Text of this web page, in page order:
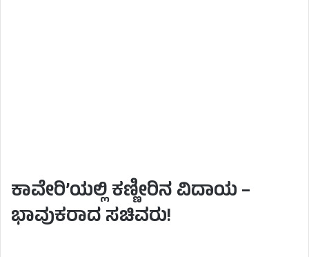
ಕಾವೇರಿ’ಯಲ್ಲಿ ಕಣ್ಣೀರಿನ ವಿದಾಯ –
ಭಾವುಕರಾದ ಸಚಿವರು!